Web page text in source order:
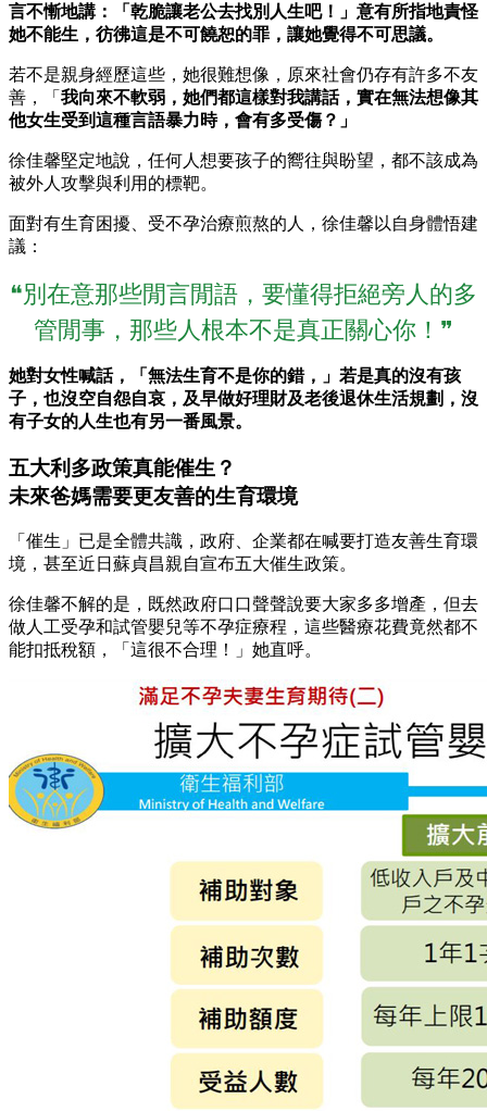
言不慚地講：「乾脆讓老公去找別人生吧！」意有所指地責怪
她不能生，彷彿這是不可饒恕的罪，讓她覺得不可思議。
若不是親身經歷這些，她很難想像，原來社會仍存有許多不友
善，「 我向來不軟弱，她們都這樣對我講話，實在無法想像其
他女生受到這種言語暴力時，會有多受傷？」
徐佳馨堅定地說，任何人想要孩子的嚮往與盼望，都不該成為
被外人攻擊與利用的標靶。
面對有生育困擾、受不孕治療煎熬的人，徐佳馨以自身體悟建
議：
❝別在意那些閒言閒語，要懂得拒絕旁人的多
管閒事，那些人根本不是真正關心你！❞
她對女性喊話，「無法生育不是你的錯，」若是真的沒有孩
子，也沒空自怨自哀，及早做好理財及老後退休生活規劃，沒
有子女的人生也有另一番風景。
五大利多政策真能催生？
未來爸媽需要更友善的生育環境
「催生」已是全體共識，政府、企業都在喊要打造友善生育環
境，甚至近日蘇貞昌親自宣布五大催生政策。
徐佳馨不解的是，既然政府口口聲聲說要大家多多增產，但去
做人工受孕和試管嬰兒等不孕症療程，這些醫療花費竟然都不
能扣抵稅額，「這很不合理！」她直呼。